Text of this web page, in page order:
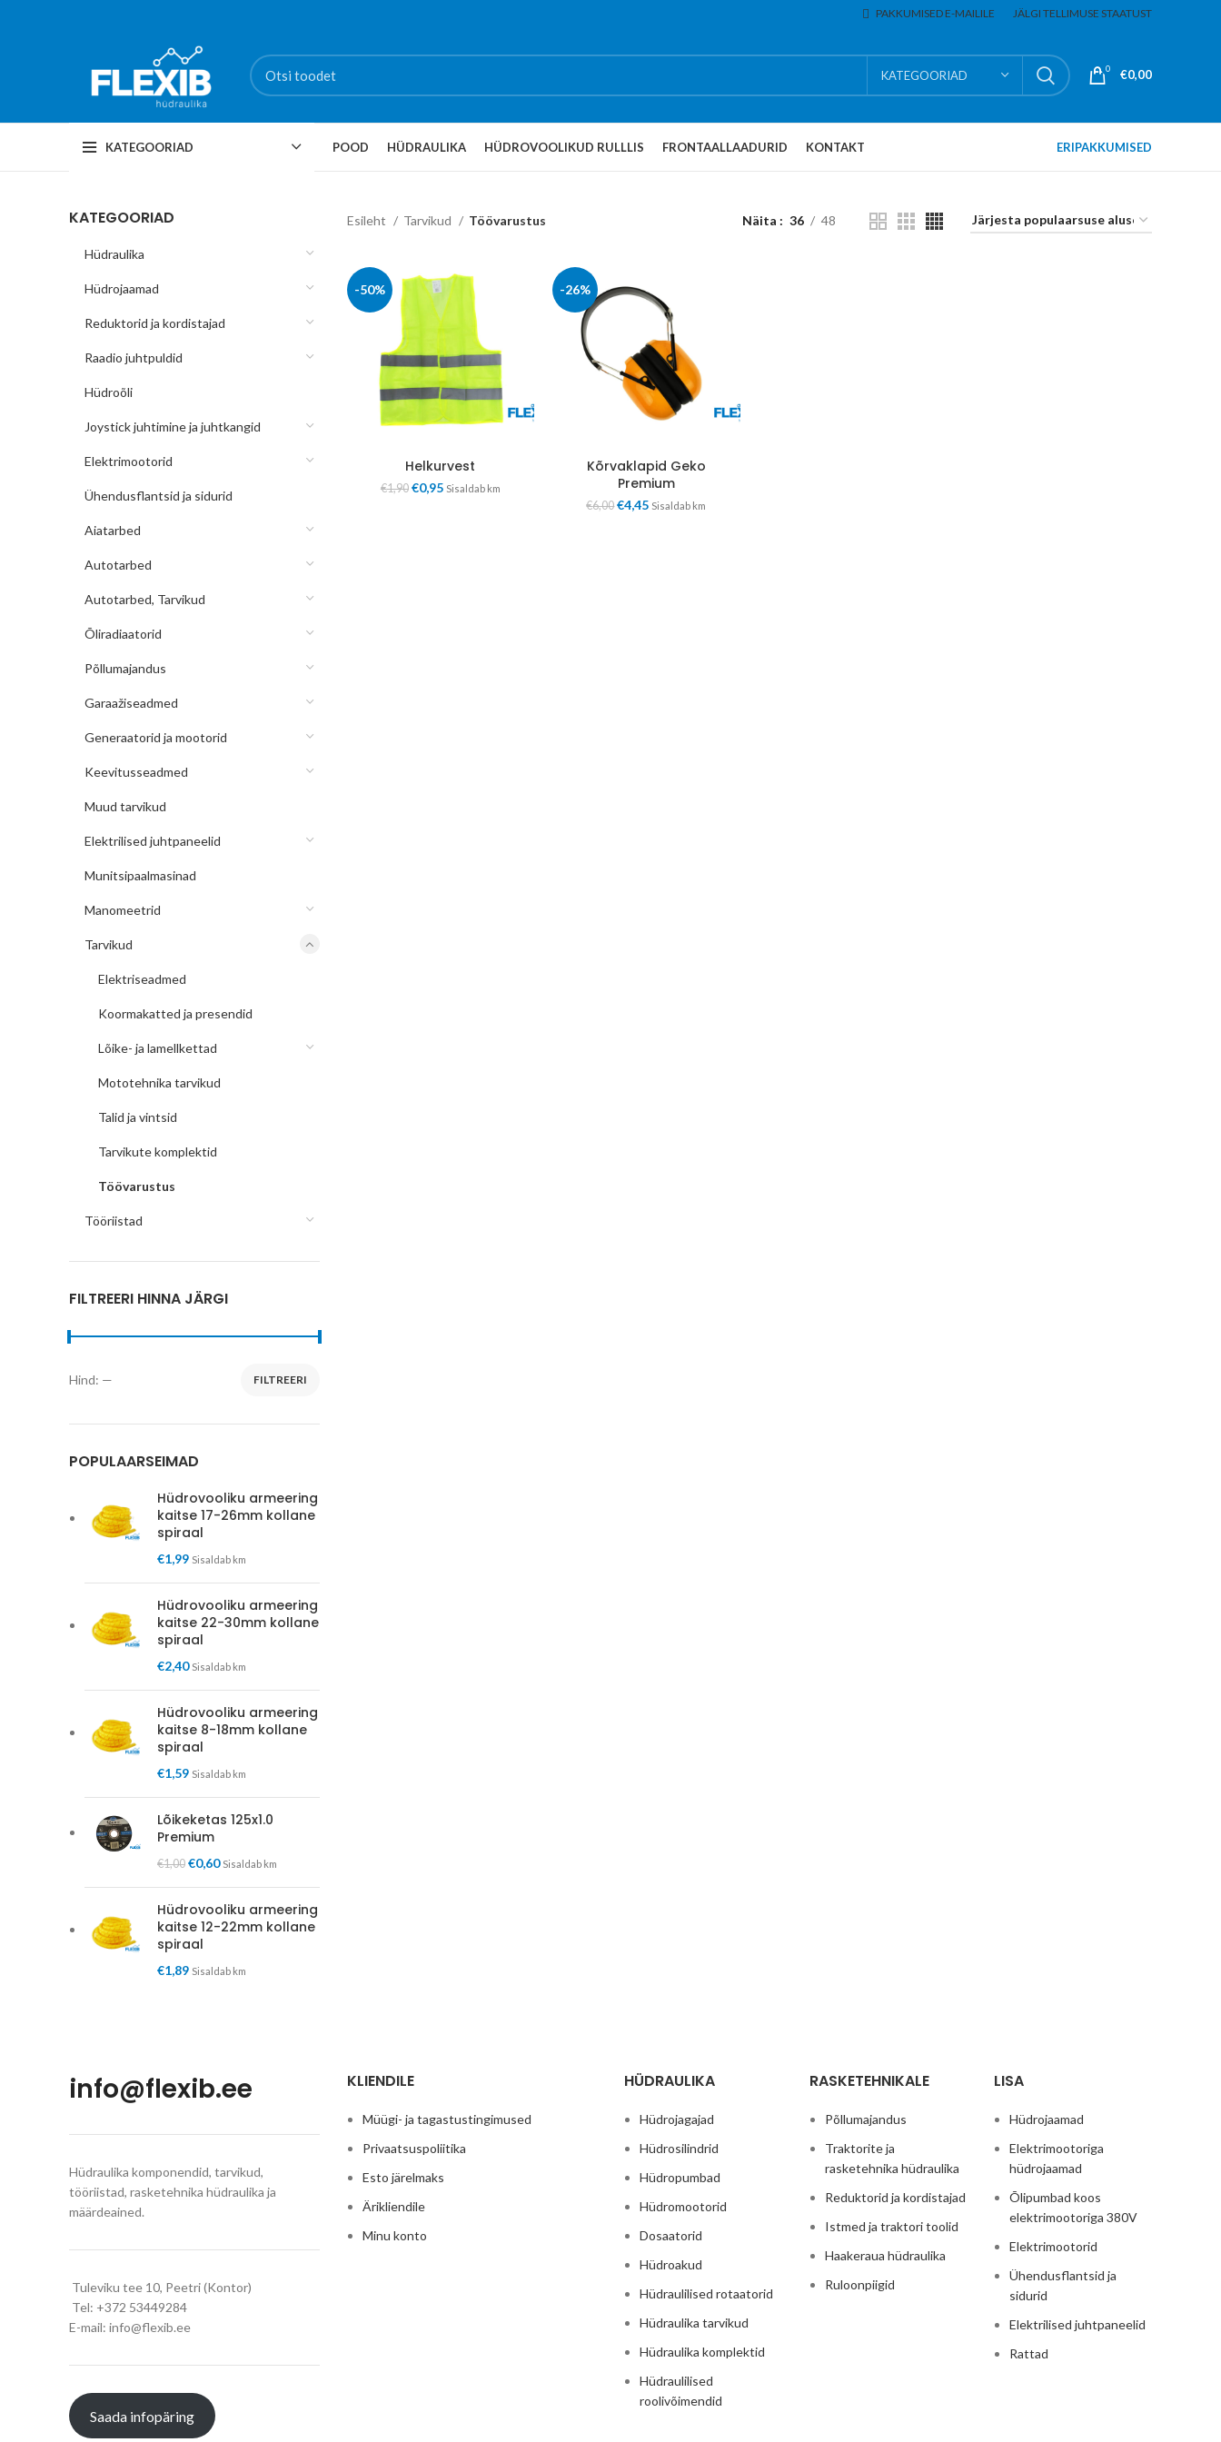
PAKKUMISED E-MAILILE JÄLGI TELLIMUSE STAATUST
KATEGOORIAD 0 €0,00
KATEGOORIAD POOD HÜDRAULIKA HÜDROVOOLIKUD RULLLIS FRONTAALLAADURID KONTAKT ERIPAKKUMISED
KATEGOORIAD
Hüdraulika
Hüdrojaamad
Reduktorid ja kordistajad
Raadio juhtpuldid
Hüdroõli
Joystick juhtimine ja juhtkangid
Elektrimootorid
Ühendusflantsid ja sidurid
Aiatarbed
Autotarbed
Autotarbed, Tarvikud
Õliradiaatorid
Põllumajandus
Garaažiseadmed
Generaatorid ja mootorid
Keevitusseadmed
Muud tarvikud
Elektrilised juhtpaneelid
Munitsipaalmasinad
Manomeetrid
Tarvikud
Elektriseadmed
Koormakatted ja presendid
Lõike- ja lamellkettad
Mototehnika tarvikud
Talid ja vintsid
Tarvikute komplektid
Töövarustus
Tööriistad
FILTREERI HINNA JÄRGI
FILTREERI
Hind: —
POPULAARSEIMAD
Hüdrovooliku armeering
kaitse 17-26mm kollane
spiraal
€1,99 Sisaldab km
Hüdrovooliku armeering
kaitse 22-30mm kollane
spiraal
€2,40 Sisaldab km
Hüdrovooliku armeering
kaitse 8-18mm kollane
spiraal
€1,59 Sisaldab km
Lõikeketas 125x1.0
Premium
€1,00 €0,60 Sisaldab km
Hüdrovooliku armeering
kaitse 12-22mm kollane
spiraal
€1,89 Sisaldab km
Esileht Tarvikud Töövarustus Näita 36 48
-50%
Helkurvest
€1,90 €0,95 Sisaldab km
-26%
Kõrvaklapid Geko
Premium
€6,00 €4,45 Sisaldab km
info@flexib.ee
Hüdraulika komponendid, tarvikud,
tööriistad, rasketehnika hüdraulika ja
määrdeained.
Tuleviku tee 10, Peetri (Kontor)
Tel: +372 53449284
E-mail: info@flexib.ee
Saada infopäring
KLIENDILE
Müügi- ja tagastustingimused
Privaatsuspoliitika
Esto järelmaks
Ärikliendile
Minu konto
HÜDRAULIKA
Hüdrojagajad
Hüdrosilindrid
Hüdropumbad
Hüdromootorid
Dosaatorid
Hüdroakud
Hüdraulilised rotaatorid
Hüdraulika tarvikud
Hüdraulika komplektid
Hüdraulilised
roolivõimendid
RASKETEHNIKALE
Põllumajandus
Traktorite ja
rasketehnika hüdraulika
Reduktorid ja kordistajad
Istmed ja traktori toolid
Haakeraua hüdraulika
Ruloonpiigid
LISA
Hüdrojaamad
Elektrimootoriga
hüdrojaamad
Õlipumbad koos
elektrimootoriga 380V
Elektrimootorid
Ühendusflantsid ja
sidurid
Elektrilised juhtpaneelid
Rattad